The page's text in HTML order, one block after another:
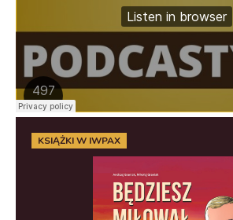
KSIĄŻKI W IWPAX